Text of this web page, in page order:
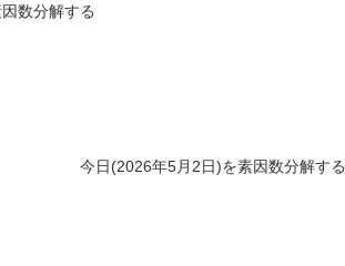
数分解する
今日(2026年5月2日)を素因数分解する